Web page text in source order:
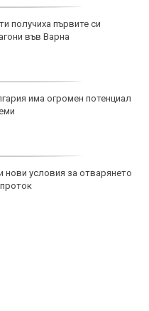
получиха първите си
във Варна
има огромен потенциал
нови условия за отварянето